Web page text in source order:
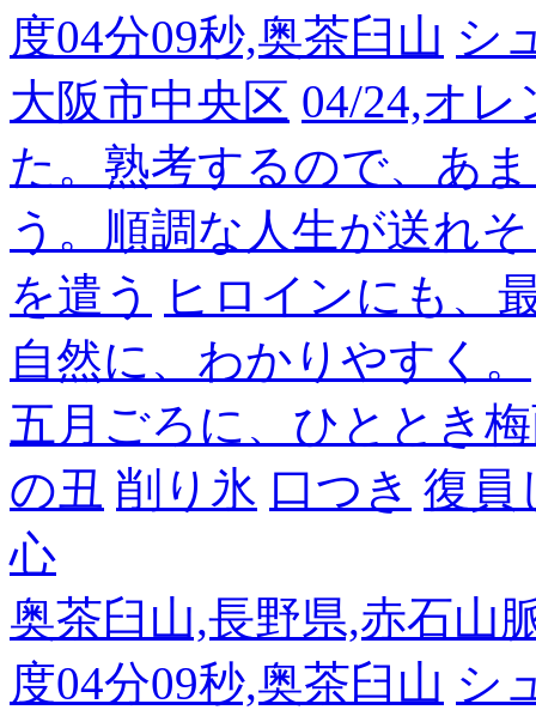
度04分09秒,奥茶臼山 シ
大阪市中央区 04/24,オ
た。熟考するので、あ
う。順調な人生が送れ
を遣う
ヒロインにも、
自然に、わかりやすく。
五月ごろに、ひととき
の丑 削り氷 口つき 復員
心
奥茶臼山,長野県,赤石山
度04分09秒,奥茶臼山 シ